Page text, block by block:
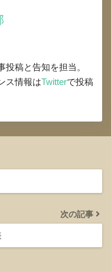
稿と告知を担当。
ス情報はTwitterで投稿
次の記事